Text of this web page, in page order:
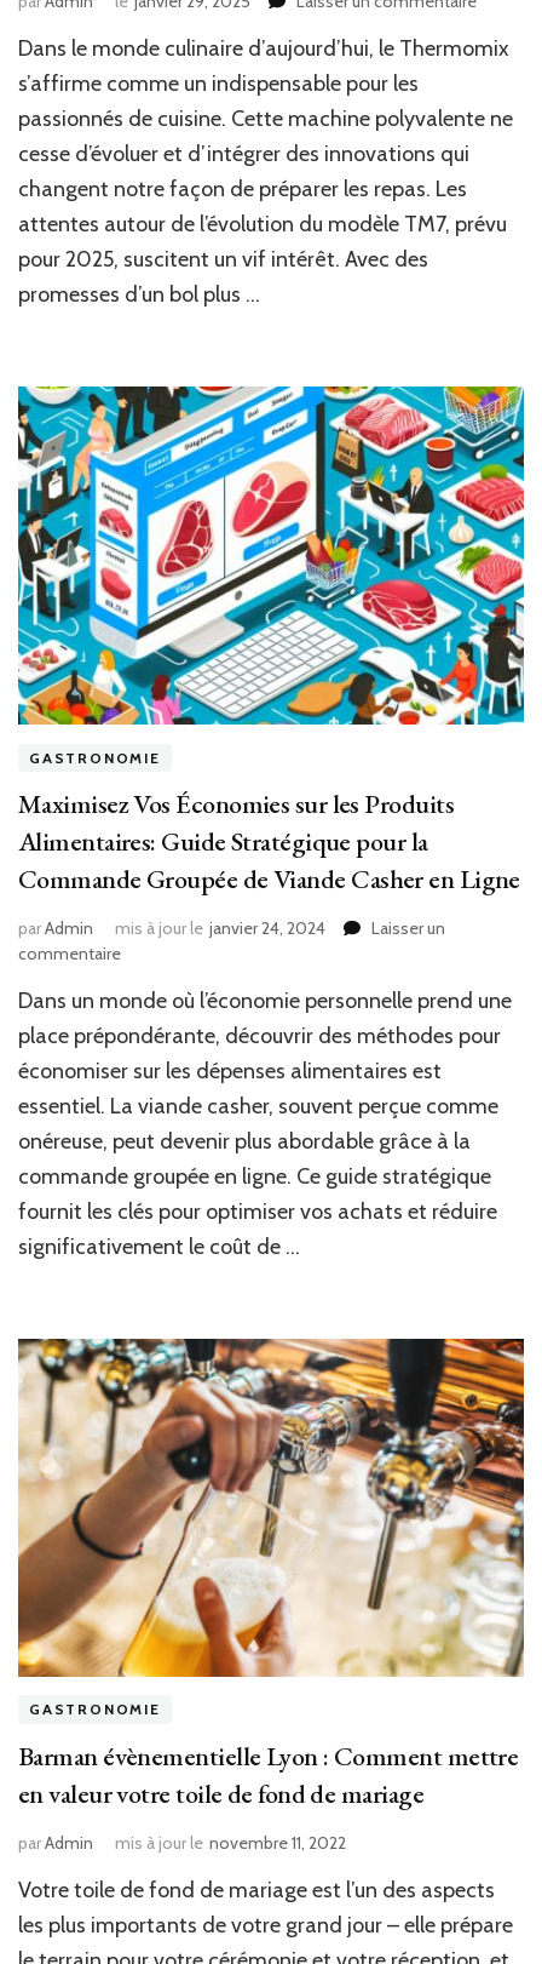
Dans le monde culinaire d’aujourd’hui, le Thermomix
s’affirme comme un indispensable pour les
passionnés de cuisine. Cette machine polyvalente ne
cesse d’évoluer et d’intégrer des innovations qui
changent notre façon de préparer les repas. Les
attentes autour de l’évolution du modèle TM7, prévu
pour 2025, suscitent un vif intérêt. Avec des
promesses d’un bol plus …
GASTRONOMIE
Maximisez Vos Économies sur les Produits
Alimentaires: Guide Stratégique pour la
Commande Groupée de Viande Casher en Ligne
parAdmin mis à jour le janvier 24, 2024
Laisser un
commentairesur
Vos
Économies
les
Produits
Alimentaires:
Guide
Stratégique
pour
Commande
Viande
Casher
en
Ligne
Dans un monde où l’économie personnelle prend une
place prépondérante, découvrir des méthodes pour
économiser sur les dépenses alimentaires est
essentiel. La viande casher, souvent perçue comme
onéreuse, peut devenir plus abordable grâce à la
commande groupée en ligne. Ce guide stratégique
fournit les clés pour optimiser vos achats et réduire
significativement le coût de …
GASTRONOMIE
Barman évènementielle Lyon : Comment mettre
en valeur votre toile de fond de mariage
parAdmin mis à jour le novembre 11, 2022
Votre toile de fond de mariage est l’un des aspects
les plus importants de votre grand jour – elle prépare